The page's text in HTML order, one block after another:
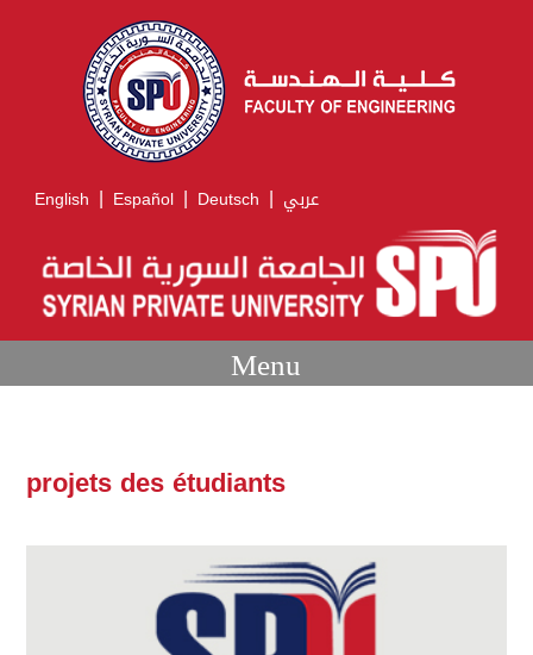
English | Español | Deutsch | عربي
Menu
projets des étudiants